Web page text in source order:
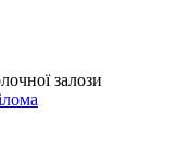
залози